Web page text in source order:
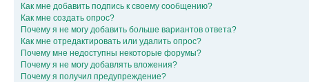
Как мне добавить подпись к своему сообщению?
Как мне создать опрос?
Почему я не могу добавить больше вариантов ответа?
Как мне отредактировать или удалить опрос?
Почему мне недоступны некоторые форумы?
Почему я не могу добавлять вложения?
Почему я получил предупреждение?